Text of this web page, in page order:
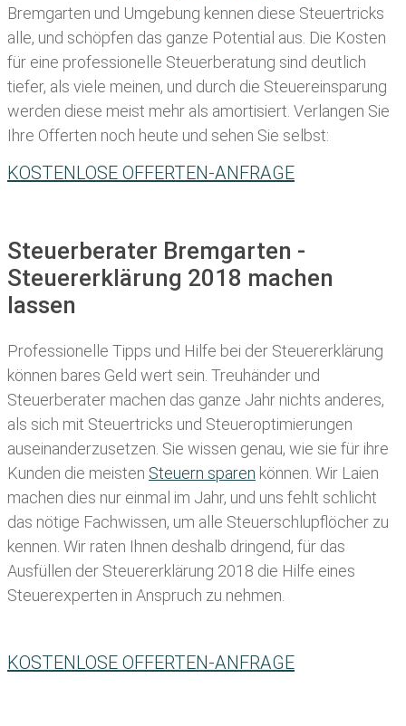
Bremgarten und Umgebung kennen diese Steuertricks
alle, und schöpfen das ganze Potential aus. Die Kosten
für eine professionelle Steuerberatung sind deutlich
tiefer, als viele meinen, und durch die Steuereinsparung
werden diese meist mehr als amortisiert. Verlangen Sie
Ihre Offerten noch heute und sehen Sie selbst:
KOSTENLOSE OFFERTEN-ANFRAGE
Steuerberater Bremgarten -
Steuererklärung 2018 machen
lassen
Professionelle Tipps und Hilfe bei der Steuererklärung
können bares Geld wert sein. Treuhänder und
Steuerberater machen das ganze Jahr nichts anderes,
als sich mit Steuertricks und Steueroptimierungen
auseinanderzusetzen. Sie wissen genau, wie sie für ihre
Kunden die meisten Steuern sparen können. Wir Laien
machen dies nur einmal im Jahr, und uns fehlt schlicht
das nötige Fachwissen, um alle Steuerschlupflöcher zu
kennen. Wir raten Ihnen deshalb dringend, für das
Ausfüllen der Steuererklärung 2018 die Hilfe eines
Steuerexperten in Anspruch zu nehmen.
KOSTENLOSE OFFERTEN-ANFRAGE